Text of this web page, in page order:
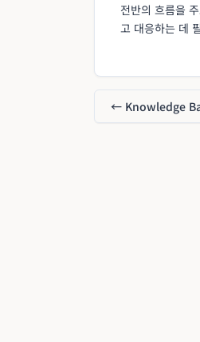
전반의 흐름을
고 대응하는 데
← Knowledge